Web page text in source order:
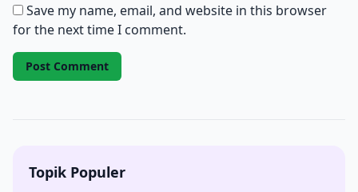
Save my name, email, and website in this browser
for the next time I comment.
Topik Populer